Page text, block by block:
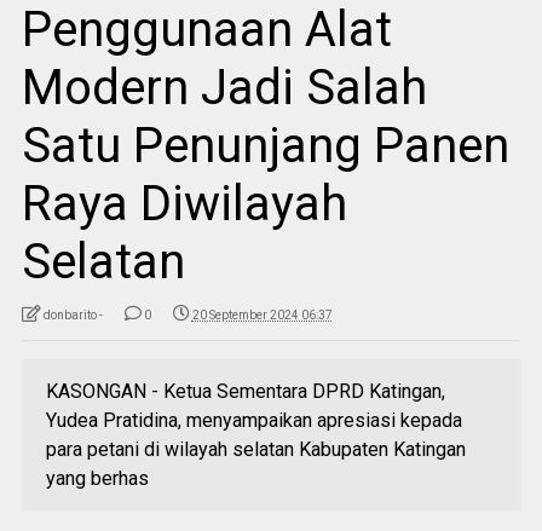
Penggunaan Alat
Modern Jadi Salah
Satu Penunjang Panen
Raya Diwilayah
Selatan
donbarito - 0 20 September 2024 06:37
KASONGAN - Ketua Sementara DPRD Katingan,
Yudea Pratidina, menyampaikan apresiasi kepada
para petani di wilayah selatan Kabupaten Katingan
yang berhas